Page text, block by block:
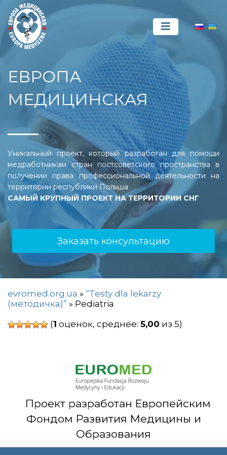
ЕВРОПА
МЕДИЦИНСКАЯ
Уникальный проект, который разработан для помощи
медработникам стран постсоветского пространства в
получении права профессиональной деятельности на
территории республики Польша
САМЫЙ КРУПНЫЙ ПРОЕКТ НА ТЕРРИТОРИИ СНГ
Заказать консультацию
evromed.org.ua » “Testy dla lekarzy
(методичка)” » Pediatria
(1 оценок, среднее: 5,00 из 5)
Проект разработан Европейским
Фондом Развития Медицины и
Образования